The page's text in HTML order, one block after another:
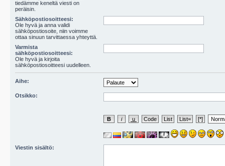
tiedämme keneltä viesti on
peräisin.
Sähköpostiosoitteesi:
Ole hyvä ja anna validi
sähköpostiosoite, niin voimme
ottaa sinuun tarvittaessa yhteyttä.
Varmista
sähköpostiosoitteesi:
Ole hyvä ja kirjoita
sähköpostiosoitteesi uudelleen.
Aihe:
Otsikko:
Viestin sisältö: